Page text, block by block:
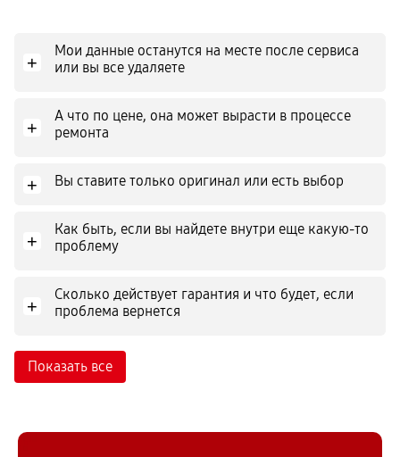
+
Мои данные останутся на месте после сервиса
или вы все удаляете
+
А что по цене, она может вырасти в процессе
ремонта
+ Вы ставите только оригинал или есть выбор
+
Как быть, если вы найдете внутри еще какую-то
проблему
+
Сколько действует гарантия и что будет, если
проблема вернется
Показать все